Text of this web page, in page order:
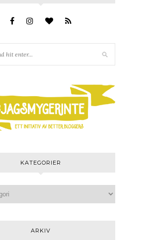
KATEGORIER
ARKIV